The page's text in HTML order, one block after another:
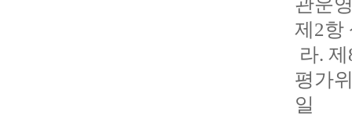
관운
제2항
라.
평가
일